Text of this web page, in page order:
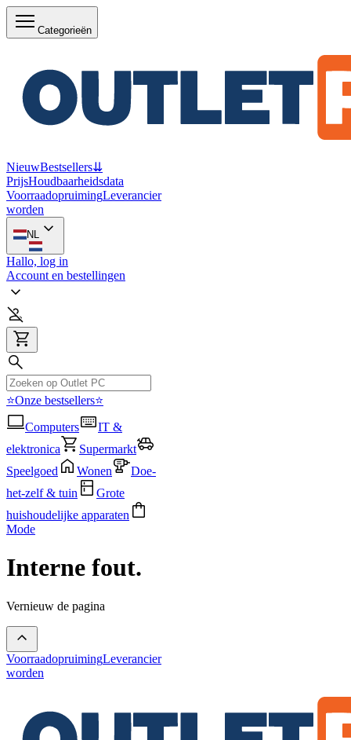
Categorieën
NieuwBestsellers⇊
PrijsHoudbaarheidsdata
VoorraadopruimingLeverancier
worden
NL
Hallo, log in
Account en bestellingen
⭐Onze bestsellers⭐
Computers
IT &
elektronica
Supermarkt
Speelgoed
Wonen
Doe-
het-zelf & tuin
Grote
huishoudelijke apparaten
Mode
Interne fout.
Vernieuw de pagina
VoorraadopruimingLeverancier
worden